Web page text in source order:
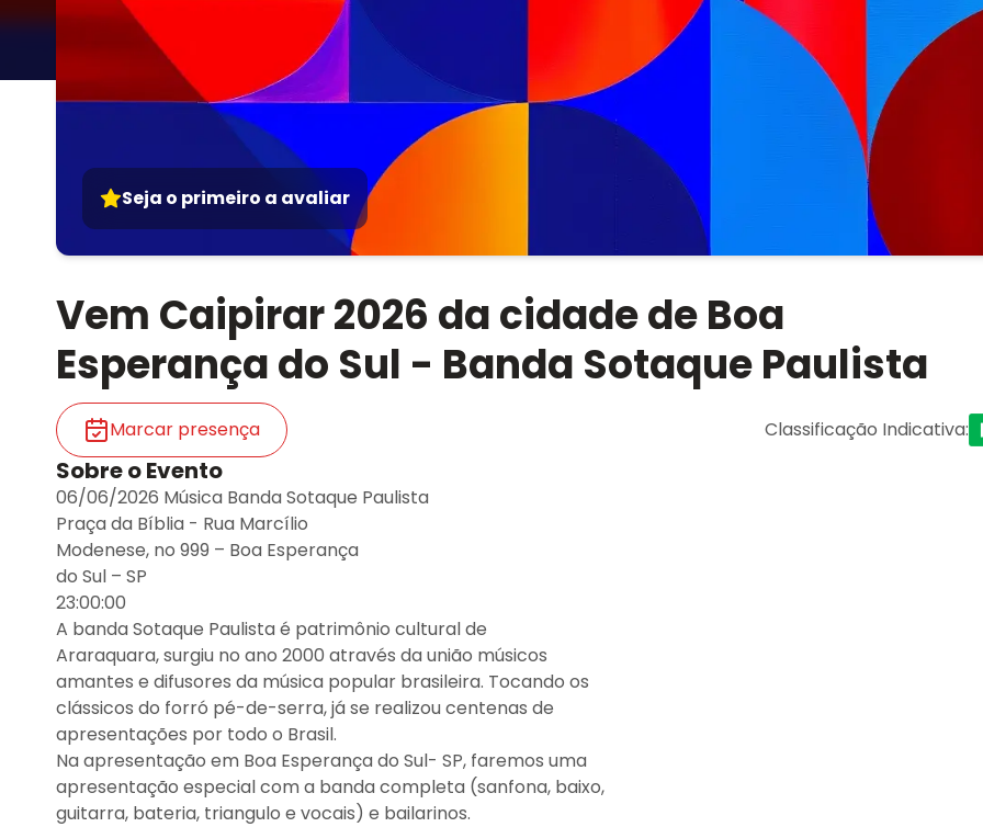
Seja o primeiro a avaliar
Vem Caipirar 2026 da cidade de Boa
Esperança do Sul - Banda Sotaque Paulista
Marcar presença Classificação Indicativa:
Sobre o Evento
06/06/2026 Música Banda Sotaque Paulista
Praça da Bíblia - Rua Marcílio
Modenese, no 999 – Boa Esperança
do Sul – SP
23:00:00
A banda Sotaque Paulista é patrimônio cultural de
Araraquara, surgiu no ano 2000 através da união músicos
amantes e difusores da música popular brasileira. Tocando os
clássicos do forró pé-de-serra, já se realizou centenas de
apresentações por todo o Brasil.
Na apresentação em Boa Esperança do Sul- SP, faremos uma
apresentação especial com a banda completa (sanfona, baixo,
guitarra, bateria, triangulo e vocais) e bailarinos.